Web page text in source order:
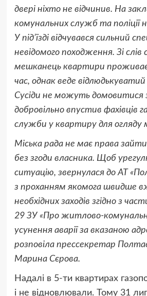
двері ніхто не відчинив. На
комунальних служб та поліції
У під’їзді відчувався сильний
невідомого походження. Зі слів
мешканець квартири
час, однак веде
Сусіди не можуть домовитися
добровільно впустив фахівців
служби у квартиру для огляду
Міська рада не має права
без згоди власника. Щоб
ситуацію, звернулася до АТ
з проханням якомога швидше
необхідних заходів згідно з
29 ЗУ «Про житлово-
усунення аварії за вказаною
розповіла прессекретар
Марина Сєрова.
Надалі в 5-ти квартирах
і не відновлювали. Тому 31